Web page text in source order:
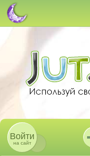
Войти
на сайт